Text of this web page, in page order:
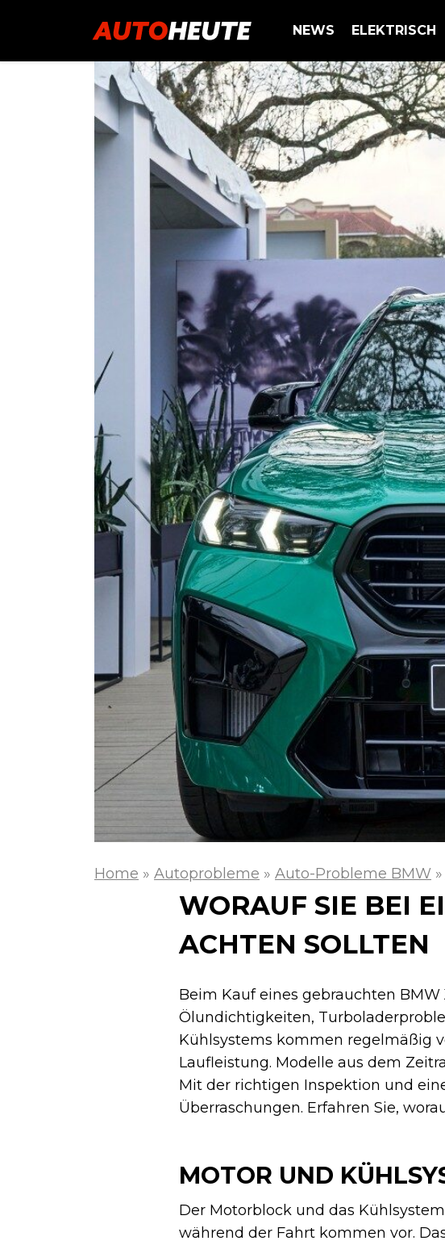
NEWS ELEKTRISCH
Home » Autoprobleme » Auto-Probleme BMW »
WORAUF SIE BEI
ACHTEN SOLLTEN
Beim Kauf eines gebrauchten
Ölundichtigkeiten,
Kühlsystems kommen regelmäßig
Laufleistung. Modelle aus dem
Mit der richtigen Inspektion und
Überraschungen. Erfahren Sie,
MOTOR UND
Der Motorblock und das
während der Fahrt kommen vor.